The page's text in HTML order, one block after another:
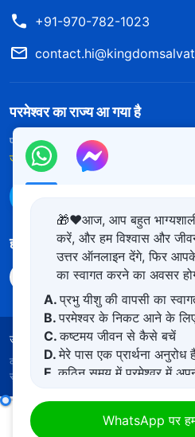
+91-970-782-1023
परमेश्वर का राज्य आ गया है
परमेश्वर का राज्य पृथ्वी पर आ गया है! क्या आप
जानें
हमारा अनुसरण करें
उपयोग की शर्तें गोपनीयता नीत साभार
कॉपीराइट © 2026 सर्वशक्तिमान परमेश्वर की
सुरक्षित।
🎁❤️आज, आप बहुत
करें, और हम विश्वास और
उत्तर ऑनलाइन देंगे, फिर
का स्वागत करने का अवसर
A.प्रभु यीशु की वापसी का
B.परमेश्वर के निकट आने के
C.कष्टमय जीवन से कैसे बचें
D.मेरे पास एक प्रार्थना अनुरोध
E.कठिन समय में परमेश्वर में
WhatsApp पर